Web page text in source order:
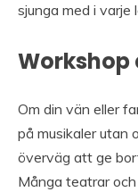
sjunga med i varje
Om din vän eller
på musikaler utan
överväg att ge
Många teatrar